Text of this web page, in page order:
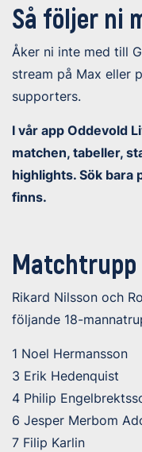
Så följer ni
Åker ni inte med till
stream på Max eller
supporters.
I vår app Oddevold
matchen, tabeller,
highlights. Sök bara
finns.
Matchtrupp
Rikard Nilsson och
följande 18-
1 Noel Hermansson
3 Erik Hedenquist
4 Philip
6 Jesper Merbom
7 Filip Karlin